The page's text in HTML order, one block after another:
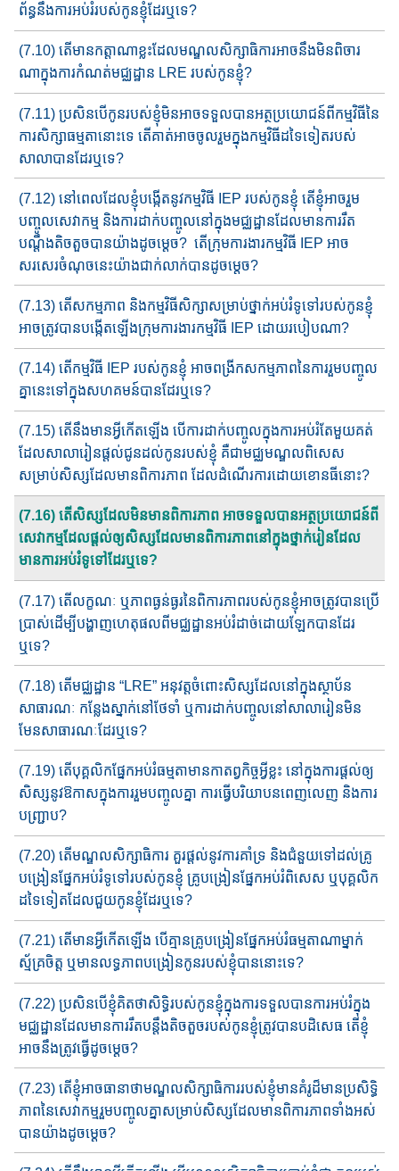
ព័ន្ធ​នឹងការអប់រំរបស់កូនខ្ញុំដែរឬទេ?
(7.10) តើមានកត្តាណាខ្លះដែលមណ្ឌលសិក្សាធិការអាចនឹងមិនពិចារ​
ណា​ក្នុងការកំណត់មជ្ឈដ្ឋាន​ LRE របស់​កូន​ខ្ញុំ?
(7.11) ប្រសិនបើកូនរបស់ខ្ញុំមិនអាចទទួលបានអត្ថប្រយោជន៍ពីកម្មវិធី​នៃ
ការសិក្សាធម្មតានោះទេ​ តើគាត់អាច​ចូលរួមក្នុងកម្មវិធីដ​ទៃទៀត​របស់
សាលាបាន​ដែរឬទេ?
(7.12) នៅពេលដែលខ្ញុំបង្កើតនូវកម្មវិធី IEP​ របស់កូនខ្ញុំ តើខ្ញុំអាចរួម​
បញ្ចូល​​សេវាកម្ម និង​ការ​ដាក់​បញ្ចូល​នៅក្នុង​មជ្ឈដ្ឋាន​ដែលមានការ​រឹត
បណ្ដឹងតិចតួចបានយ៉ាង​ដូចម្តេច​? តើក្រុមការងារ​កម្មវិធី IEP អាច​
សរសេរចំណុចនេះ​យ៉ាង​​ជាក់លាក់បាន​​ដូចម្តេច​?
(7.13) តើសកម្មភាព និងកម្មវិធីសិក្សា​សម្រាប់​ថ្នាក់​​អប់រំទូទៅ​របស់កូន​ខ្ញុំ
អាចត្រូវបាន​បង្កើត​ឡើង​ក្រុមការងារ​កម្មវិធី IEP ដោយរបៀបណា?
(7.14) តើកម្មវិធី IEP របស់កូនខ្ញុំ អាចពង្រីកសកម្មភាពនៃការរួមបញ្ចូល​
គ្នា​នេះ​​ទៅ​ក្នុង​សហគមន៍​​​បានដែរ​ឬទេ?
(7.15) តើនឹងមានអ្វីកើតឡើង បើការដាក់បញ្ចូលក្នុងការអប់រំតែ​មួយ​គត់​
ដែល​សាលារៀនផ្តល់ជូន​ដល់កូន​របស់​ខ្ញុំ គឺ​ជាមជ្ឈ​ម​ណ្ឌ​ល​ពិសេ​ស​
សម្រាប់សិស្សដែលមានពិការភាព ដែលដំណើរការដោយខោន​ធី​នោះ​​?
(7.16) តើសិស្សដែលមិនមានពិការភាព អាចទទួល​បានអត្ថប្រយោជន៍​ពី
សេវាកម្ម​ដែលផ្ដល់​ឲ្យ​សិស្ស​ដែល​មាន​ពិការភាព​នៅក្នុងថ្នាក់រៀន​ដែល​
មានការអប់រំទូទៅដែរឬទេ?
(7.17) តើលក្ខណៈ​ ឬភាពធ្ងន់ធ្ងរនៃពិការភាពរបស់កូនខ្ញុំ​អាចត្រូវ​បា​ន​ប្រើ​
ប្រាស់ដើម្បីបង្ហាញហេតុផល​ពីមជ្ឈដ្ឋាន​អប់រំដាច់​ដោយឡែក​បាន​ដែរ​
ឬទេ?
(7.18) តើមជ្ឈដ្ឋាន ​“LRE” អនុវត្តចំពោះសិស្សដែលនៅក្នុងស្ថាប័ន
សាធារណៈ កន្លែងស្នាក់នៅថែទាំ​ ឬការដាក់បញ្ចូលនៅសាលារៀន​មិន​
មែន​សាធារណៈដែរឬទេ?
(7.19) តើបុគ្គលិកផ្នែក​អប់រំធម្មតាមានកាតព្វកិច្ចអ្វីខ្លះ នៅក្នុង​​កា​​រផ្ដល់​ឲ្យ​​
សិស្ស​នូវឱកាសក្នុងការរួមបញ្ចូលគ្នា ការធ្វើបរិយាបន​ពេញលេ​ញ និង​ការ
បញ្ជ្រាប?
(7.20) តើមណ្ឌលសិក្សាធិការ គួរ​ផ្ដល់នូវការគាំទ្រ និងជំនួយទៅដល់​គ្រូ
បង្រៀនផ្នែក​អប់រំ​ទូទៅរបស់កូនខ្ញុំ​​ គ្រូ​បង្រៀនផ្នែក​អប់រំពិសេស ឬបុគ្គលិក
ដទៃទៀតដែលជួយកូនខ្ញុំដែរឬទេ?
(7.21) តើមាន​អ្វីកើតឡើង បើគ្មានគ្រូបង្រៀនផ្នែក​អប់រំធម្មតាណាម្នាក់​
ស្ម័គ្រចិត្ត ឬមានលទ្ធភាព​បង្រៀន​កូន​របស់ខ្ញុំបាននោះទេ​​?
(7.22) ប្រសិនបើខ្ញុំគិតថាសិទ្ធិរបស់កូនខ្ញុំក្នុងការទទួលបានការអប់រំ​ក្នុង​​
មជ្ឈដ្ឋានដែល​មានការរឹ​តបន្តឹង​តិចតួចរបស់កូនខ្ញុំត្រូវបានបដិសេធ តើខ្ញុំ
អាចនឹង​ត្រូវ​ធ្វើដូចម្ដេច?
(7.23) តើខ្ញុំអាចធានាថាមណ្ឌលសិក្សាធិការរបស់ខ្ញុំ​មានគំរូដ៏​មា​នប្រសិ​ទ្ធិ​​
ភាព​នៃ​សេវាកម្មរួមបញ្ចូលគ្នា​សម្រាប់សិស្សដែល​មានពិការភាព​ទាំង​អស់​
បាន​យ៉ាង​ដូចម្ដេច​?